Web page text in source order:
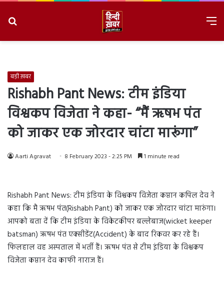
बड़ी ख़बर
Rishabh Pant News: टीम इंडिया
विश्वकप विजेता ने कहा- “मैं ऋषभ पंत
को जाकर एक जोरदार चांटा मारूंगा”
Aarti Agravat 8 February 2023 - 2:25 PM 1 minute read
Rishabh Pant News: टीम इंडिया के विश्वकप विजेता कप्तान कपिल देव ने
कहा कि मै ऋषभ पंत(Rishabh Pant) को जाकर एक जोरदार चांटा मारुंगा।
आपको बता दें कि टीम इंडिया के विकेटकीपर बल्लेबाज(wicket keeper
batsman) ऋषभ पंत एक्सीडेंट(Accident) के बाद रिकवर कर रहे हैं।
फिलहाल वह अस्पताल में भर्ती हैं। ऋषभ पंत से टीम इंडिया के विश्वकप
विजेता कप्तान देव काफी नाराज हैं।